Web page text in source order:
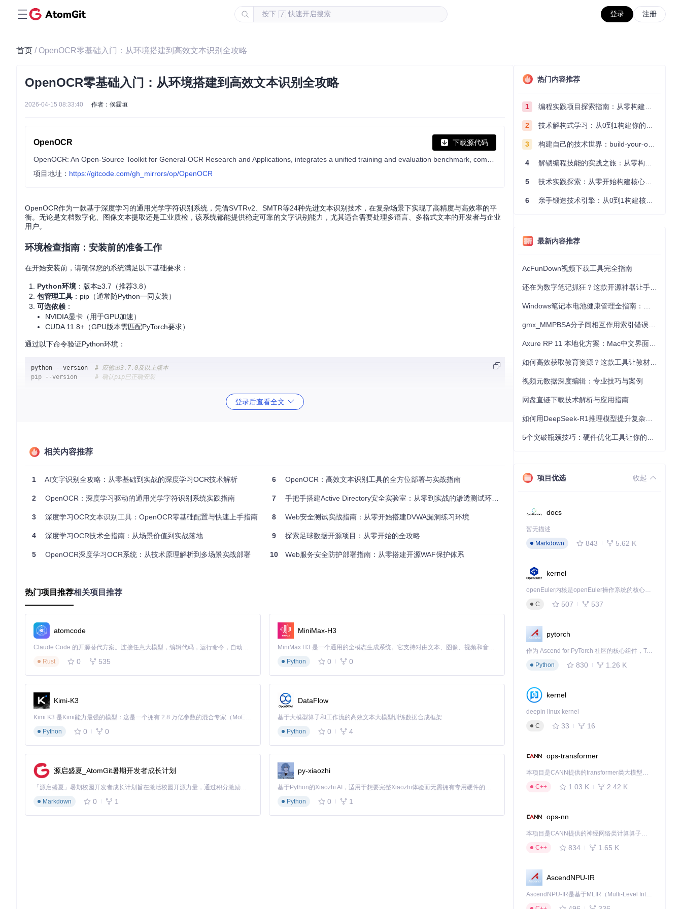
按下 / 快速开启搜索 登录 注册
首页 / OpenOCR零基础入门：从环境搭建到高效文本识别全攻略
OpenOCR零基础入门：从环境搭建到高效文本识别全攻略
2026-04-15 08:33:40 作者：侯霆垣
OpenOCR 下载源代码
项目地址： https://gitcode.com/gh_mirrors/op/OpenOCR
OpenOCR作为一款基于深度学习的通用光学字符识别系统，凭借SVTRv2、SMTR等24种先进文本识别技术，在复杂场景下实现了高精度与高效率的平
衡。无论是文档数字化、图像文本提取还是工业质检，该系统都能提供稳定可靠的文字识别能力，尤其适合需要处理多语言、多格式文本的开发者与企业
用户。
环境检查指南：安装前的准备工作
在开始安装前，请确保您的系统满足以下基础要求：
Python环境：版本≥3.7（推荐3.8）
包管理工具 ：pip（通常随Python一同安装）
可选依赖 ：
NVIDIA显卡（用于GPU加速）
CUDA 11.8+（GPU版本需匹配PyTorch要求）
通过以下命令验证Python环境：
python --version # 应输出3.7.0及以上版本
pip --version # 确认pip已正确安装
方案B：源码编译安装（适合开发者）
git clone
CPU版本安装
适合无GPU环境的轻量使用：
GPU版本安装（推荐生产环境）
需先安装NVIDIA驱动和CUDA 11.8：
# 创建专用虚拟环境
conda create -n openocr python==3.8
conda activate openocr
# 安装带CUDA支持的PyTorch
⚠️注意：GPU版本需确保显卡驱动版本与CUDA版本匹配，可通过nvidia-smi命令检查支持的CUDA版本。
快速上手：5分钟完成首次文本识别
创建Python脚本（例如 ocr_demo.py
from openocr import OpenOCR
登录后查看全文
相关内容推荐
1 AI文字识别全攻略：从零基础到实战的深度学习OCR技术解析
2 OpenOCR：深度学习驱动的通用光学字符识别系统实践指南
3 深度学习OCR文本识别工具：OpenOCR零基础配置与快速上手指南
4 深度学习OCR技术全指南：从场景价值到实战落地
5 OpenOCR深度学习OCR系统：从技术原理解析到多场景实战部署
6 OpenOCR：高效文本识别工具的全方位部署与实战指南
7 手把手搭建Active Directory安全实验室：从零到实战的渗透测试环境构建指南
8 Web安全测试实战指南：从零开始搭建DVWA漏洞练习环境
9 探索足球数据开源项目：从零开始的全攻略
10 Web服务安全防护部署指南：从零搭建开源WAF保护体系
热门项目推荐相关项目推荐
atomcode
Claude Code 的开源替代方案。连接任意大模型，编辑代码，运行命令，自动验证 — 全自动执行。用 Rust 构建，极致性能。 ｜ An open-source alternative to Claude Code. Connect any LLM, edit code, run commands, and verify changes — autonomously. Built in Rust for speed. Get Started
Rust
0 535
MiniMax-H3
MiniMax H3 是一个通用的全模态生成系统。它支持对由文本、图像、视频和音频组成的多模态上下文进行统一理解，并能生成分辨率高达 2K、时长可达 15 秒的带原生立体声音频的视频。得益于面向任务泛化的系统设计，H3 在预训练阶段就已具备广泛的多模态上下文理解与生成能力，能够出色地执行复杂的多模态指令。
Python
0 0
Kimi-K3
Kimi K3 是Kimi能力最强的模型：这是一个拥有 2.8 万亿参数的混合专家（MoE）模型，具备原生视觉理解能力，并支持 100 万 token 的上下文窗口。
Python
0 0
DataFlow
基于大模型算子和工作流的高效文本大模型训练数据合成框架
Python
0 4
源启盛夏_AtomGit暑期开发者成长计划
「源启盛夏」暑期校园开发者成长计划旨在激活校园开源力量，通过积分激励、认证扶持、资源倾斜等形式，引导高校组织和开发者完成「入驻 — 建项目 — 做贡献 — 获认证 — 得资源」的完整闭环。无论你是想带领社团入驻平台的组织者，还是希望用代码贡献证明自己的开发者，都能在这里找到属于你的成长路径。
Markdown
0 1
py-xiaozhi
基于Python的Xiaozhi AI，适用于想要完整Xiaozhi体验而无需拥有专用硬件的用户。
Python
0 1
热门内容推荐
1 编程实践项目探索指南：从零构建技术能力体系
2 技术解构式学习：从0到1构建你的编程知识体系
3 构建自己的技术世界：build-your-own-x项目的实践探索指南
4 解锁编程技能的实践之旅：从零构建你的技术世界
5 技术实践探索：从零开始构建核心系统的实践指南
6 亲手锻造技术引擎：从0到1构建核心系统的实践指南
最新内容推荐
AcFunDown视频下载工具完全指南
视频元数据深度编辑：专业技巧与案例
网盘直链下载技术解析与应用指南
项目优选 收起
docs
暂无描述
Markdown
843 5.62 K
kernel
openEuler内核是openEuler操作系统的核心，既是系统性能与稳定性的基石，也是连接处理器、设备与服务的桥梁。
C
507 537
pytorch
作为 Ascend for PyTorch 社区的核心组件，TorchNPU 是昇腾专为 PyTorch 打造的深度学习适配插件，使 PyTorch 框架能够直接调用昇腾 NPU，为开发者提供昇腾 AI 处理器的超强算力。
Python
830 1.26 K
kernel
deepin linux kernel
C
33 16
ops-transformer
本项目是CANN提供的transformer类大模型算子库，实现网络在NPU上加速计算。
C++
1.03 K 2.42 K
ops-nn
本项目是CANN提供的神经网络类计算算子库，实现网络在NPU上加速计算。
C++
834 1.65 K
AscendNPU-IR
AscendNPU-IR是基于MLIR（Multi-Level Intermediate Representation）构建的，面向昇腾亲和算子编译时使用的中间表示，提供昇腾完备表达能力，通过编译优化提升昇腾AI处理器计算效率，支持通过生态框架使能昇腾AI处理器与深度调优